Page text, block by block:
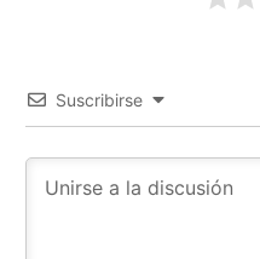
Suscribirse